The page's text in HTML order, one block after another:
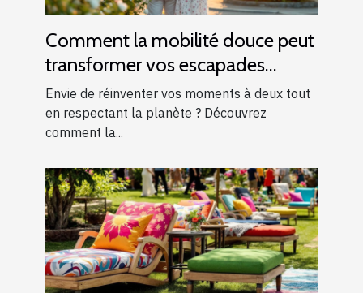
Comment la mobilité douce peut
transformer vos escapades
romantiques ?
Envie de réinventer vos moments à deux tout
en respectant la planète ? Découvrez
comment la...